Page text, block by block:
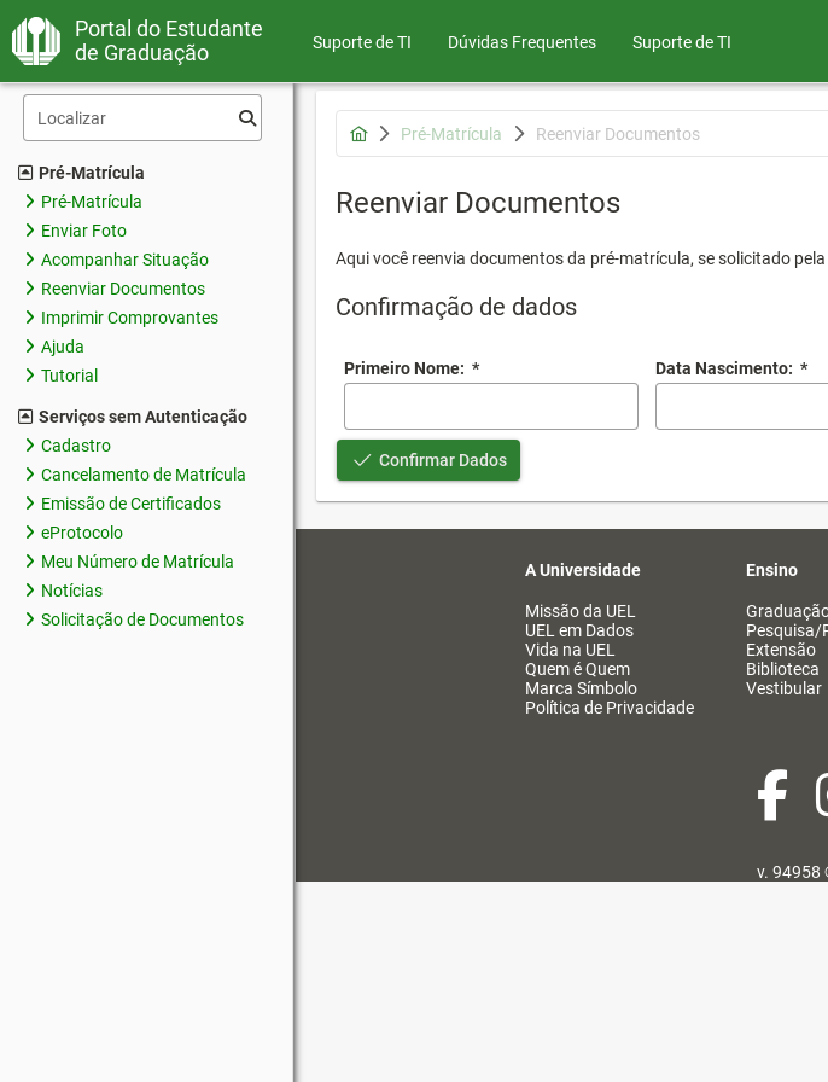
Portal do Estudante
de Graduação
Suporte de TI Dúvidas Frequentes Suporte de TI
Pré-Matrícula
Pré-Matrícula
Enviar Foto
Acompanhar Situação
Reenviar Documentos
Imprimir Comprovantes
Ajuda
Tutorial
Serviços sem Autenticação
Cadastro
Cancelamento de Matrícula
Emissão de Certificados
eProtocolo
Meu Número de Matrícula
Notícias
Solicitação de Documentos
Pré-Matrícula Reenviar Documentos
Reenviar Documentos
Aqui você reenvia documentos da pré-matrícula, se solicitado pela
Confirmação de dados
Primeiro Nome: * Data Nascimento: *
Confirmar Dados
A Universidade
Missão da UEL
UEL em Dados
Vida na UEL
Quem é Quem
Marca Símbolo
Política de Privacidade
Ensino
Pesquisa/
Extensão
Biblioteca
Vestibular
v. 94958